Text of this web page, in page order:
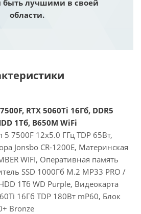
быть лучшими в своей
области.
RTX 5060Ti 16Гб, DDR5
1Тб, B650M WiFi
5 7500F 12x5.0 ГГц TDP 65Вт,
Jonsbo CR-1200E, Материнская
WIFI, Оперативная память
SSD 1000Гб M.2 MP33 PRO /
1Тб WD Purple, Видеокарта
16Гб TDP 180Вт mP60, Блок
Bronze